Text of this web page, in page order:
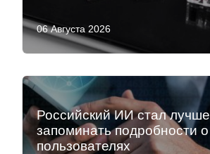
06 Августа 2026
Российский ИИ стал лучше
запоминать подробности о
пользователях